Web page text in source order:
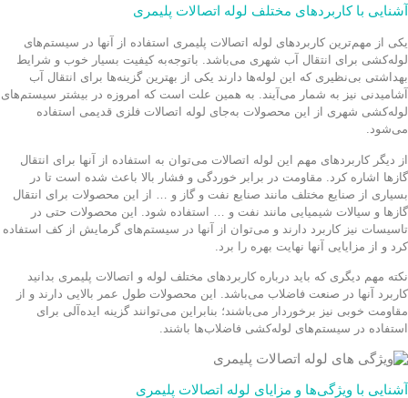
آشنایی با کاربردهای مختلف لوله اتصالات پلیمری
یکی از مهم‌ترین کاربردهای لوله اتصالات پلیمری استفاده از آنها در سیستم‌های
لوله‌کشی برای انتقال آب شهری می‌باشد. باتوجه‌به کیفیت بسیار خوب و شرایط
بهداشتی بی‌نظیری که این لوله‌ها دارند یکی از بهترین گزینه‌ها برای انتقال آب
آشامیدنی نیز به شمار می‌آیند. به همین علت است که امروزه در بیشتر سیستم‌های
لوله‌کشی شهری از این محصولات به‌جای لوله اتصالات فلزی قدیمی استفاده
می‌شود.
از دیگر کاربردهای مهم این لوله اتصالات می‌توان به استفاده از آنها برای انتقال
گازها اشاره کرد. مقاومت در برابر خوردگی و فشار بالا باعث شده است تا در
بسیاری از صنایع مختلف مانند صنایع نفت و گاز و … از این محصولات برای انتقال
گازها و سیالات شیمیایی مانند نفت و … استفاده شود. این محصولات حتی در
تاسیسات نیز کاربرد دارند و می‌توان از آنها در سیستم‌های گرمایش از کف استفاده
کرد و از مزایایی آنها نهایت بهره را برد.
نکته مهم دیگری که باید درباره کاربردهای مختلف لوله و اتصالات پلیمری بدانید
کاربرد آنها در صنعت فاضلاب می‌باشد. این محصولات طول عمر بالایی دارند و از
مقاومت خوبی نیز برخوردار می‌باشند؛ بنابراین می‌توانند گزینه ایده‌آلی برای
استفاده در سیستم‌های لوله‌کشی فاضلاب‌ها باشند.
آشنایی با ویژگی‌ها و مزایای لوله اتصالات پلیمری